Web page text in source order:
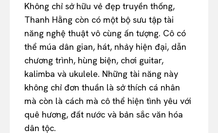
Không chỉ sở hữu vẻ đẹp truyền thống,
Thanh Hằng còn có một bộ sưu tập tài
năng nghệ thuật vô cùng ấn tượng. Cô có
thể múa dân gian, hát, nhảy hiện đại, dẫn
chương trình, hùng biện, chơi guitar,
kalimba và ukulele. Những tài năng này
không chỉ đơn thuần là sở thích cá nhân
mà còn là cách mà cô thể hiện tình yêu với
quê hương, đất nước và bản sắc văn hóa
dân tộc.